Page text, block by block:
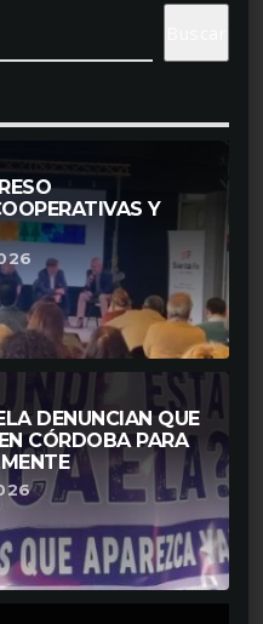
Y
DENUNCIAN QUE
CÓRDOBA PARA